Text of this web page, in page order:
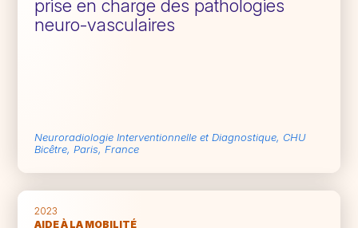
prise en charge des pathologies
neuro-vasculaires
Neuroradiologie Interventionnelle et Diagnostique, CHU
Bicêtre, Paris, France
2023
AIDE À LA MOBILITÉ